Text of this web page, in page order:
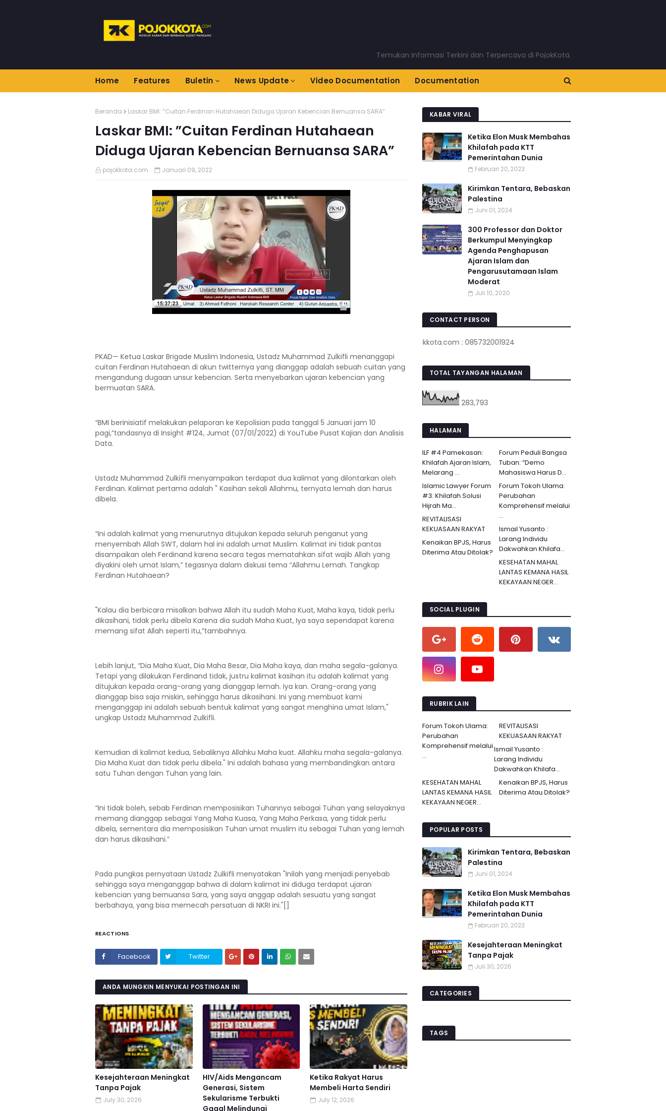
Temukan Informasi Terkini dan Terpercaya di PojokKota.com: Menyajikan Berita Terkini
Home Features Buletin News Update Video Documentation Documentation
Beranda Laskar BMI: ”Cuitan Ferdinan Hutahaean Diduga Ujaran Kebencian Bernuansa SARA”
Laskar BMI: ”Cuitan Ferdinan Hutahaean
Diduga Ujaran Kebencian Bernuansa SARA”
pojokkota.com Januari 09, 2022
PKAD— Ketua Laskar Brigade Muslim Indonesia, Ustadz Muhammad Zulkifli menanggapi
cuitan Ferdinan Hutahaean di akun twitternya yang dianggap adalah sebuah cuitan yang
mengandung dugaan unsur kebencian. Serta menyebarkan ujaran kebencian yang
bermuatan SARA.
“BMI berinisiatif melakukan pelaporan ke Kepolisian pada tanggal 5 Januari jam 10
pagi,”tandasnya di Insight #124, Jumat (07/01/2022) di YouTube Pusat Kajian dan Analisis
Data.
Ustadz Muhammad Zulkifli menyampaikan terdapat dua kalimat yang dilontarkan oleh
Ferdinan. Kalimat pertama adalah " Kasihan sekali Allahmu, ternyata lemah dan harus
dibela.
“Ini adalah kalimat yang menurutnya ditujukan kepada seluruh penganut yang
menyembah Allah SWT, dalam hal ini adalah umat Muslim. Kalimat ini tidak pantas
disampaikan oleh Ferdinand karena secara tegas mematahkan sifat wajib Allah yang
diyakini oleh umat Islam,” tegasnya dalam diskusi tema “Allahmu Lemah. Tangkap
Ferdinan Hutahaean?
"Kalau dia berbicara misalkan bahwa Allah itu sudah Maha Kuat, Maha kaya, tidak perlu
dikasihani, tidak perlu dibela Karena dia sudah Maha Kuat, Iya saya sependapat karena
memang sifat Allah seperti itu,”tambahnya.
Lebih lanjut, “Dia Maha Kuat, Dia Maha Besar, Dia Maha kaya, dan maha segala-galanya.
Tetapi yang dilakukan Ferdinand tidak, justru kalimat kasihan itu adalah kalimat yang
ditujukan kepada orang-orang yang dianggap lemah. Iya kan. Orang-orang yang
dianggap bisa saja miskin, sehingga harus dikasihani. Ini yang membuat kami
menganggap ini adalah sebuah bentuk kalimat yang sangat menghina umat Islam,"
ungkap Ustadz Muhammad Zulkifli.
Kemudian di kalimat kedua, Sebaliknya Allahku Maha kuat. Allahku maha segala-galanya.
Dia Maha Kuat dan tidak perlu dibela." Ini adalah bahasa yang membandingkan antara
satu Tuhan dengan Tuhan yang lain.
“Ini tidak boleh, sebab Ferdinan memposisikan Tuhannya sebagai Tuhan yang selayaknya
memang dianggap sebagai Yang Maha Kuasa, Yang Maha Perkasa, yang tidak perlu
dibela, sementara dia memposisikan Tuhan umat muslim itu sebagai Tuhan yang lemah
dan harus dikasihani.”
Pada pungkas pernyataan Ustadz Zulkifli menyatakan "Inilah yang menjadi penyebab
sehingga saya menganggap bahwa di dalam kalimat ini diduga terdapat ujaran
kebencian yang bernuansa Sara, yang saya anggap adalah sesuatu yang sangat
berbahaya, yang bisa memecah persatuan di NKRI ini."[]
REACTIONS
Facebook Twitter
ANDA MUNGKIN MENYUKAI POSTINGAN INI
Kesejahteraan Meningkat
Tanpa Pajak
July 30, 2026
HIV/Aids Mengancam
Generasi, Sistem
Sekularisme Terbukti
Gagal Melindungi
Ketika Rakyat Harus
Membeli Harta Sendiri
July 12, 2026
KABAR VIRAL
Ketika Elon Musk Membahas
Khilafah pada KTT
Pemerintahan Dunia
Februari 20, 2023
Kirimkan Tentara, Bebaskan
Palestina
Juni 01, 2024
300 Professor dan Doktor
Berkumpul Menyingkap
Agenda Penghapusan
Ajaran Islam dan
Pengarusutamaan Islam
Moderat
Juli 10, 2020
CONTACT PERSON
www.pojokkota.com : 085732001924
TOTAL TAYANGAN HALAMAN
283,793
HALAMAN
ILF #4 Pamekasan:
Khilafah Ajaran Islam,
Melarang ...
Forum Peduli Bangsa
Tuban: “Demo
Mahasiswa Harus D...
Islamic Lawyer Forum
#3: Khilafah Solusi
Hijrah Ma...
Forum Tokoh Ulama:
Perubahan
Komprehensif melalui
...
REVITALISASI
KEKUASAAN RAKYAT
Ismail Yusanto :
Larang Individu
Dakwahkan Khilafa...
Kenaikan BPJS, Harus
Diterima Atau Ditolak?
KESEHATAN MAHAL
LANTAS KEMANA HASIL
KEKAYAAN NEGER...
SOCIAL PLUGIN
RUBRIK LAIN
Forum Tokoh Ulama:
Perubahan
Komprehensif melalui
...
REVITALISASI
KEKUASAAN RAKYAT
Ismail Yusanto :
Larang Individu
Dakwahkan Khilafa...
Kenaikan BPJS, Harus
Diterima Atau Ditolak?
KESEHATAN MAHAL
LANTAS KEMANA HASIL
KEKAYAAN NEGER...
POPULAR POSTS
Kirimkan Tentara, Bebaskan
Palestina
Juni 01, 2024
Ketika Elon Musk Membahas
Khilafah pada KTT
Pemerintahan Dunia
Februari 20, 2023
Kesejahteraan Meningkat
Tanpa Pajak
Juli 30, 2026
CATEGORIES
TAGS